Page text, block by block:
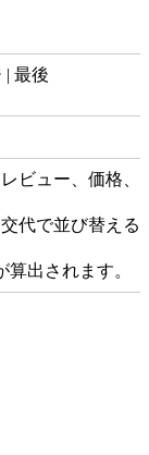
| 最後
ビュー、価格、
代で並び替える
出されます。